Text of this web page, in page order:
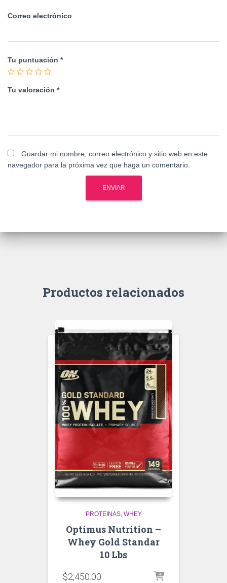
Correo electrónico
Tu puntuación *
Tu valoración *
Guardar mi nombre, correo electrónico y sitio web en este
navegador para la próxima vez que haga un comentario.
Productos relacionados
PROTEINAS WHEY
Optimus Nutrition –
Whey Gold Standar
10 Lbs
$2,450.00